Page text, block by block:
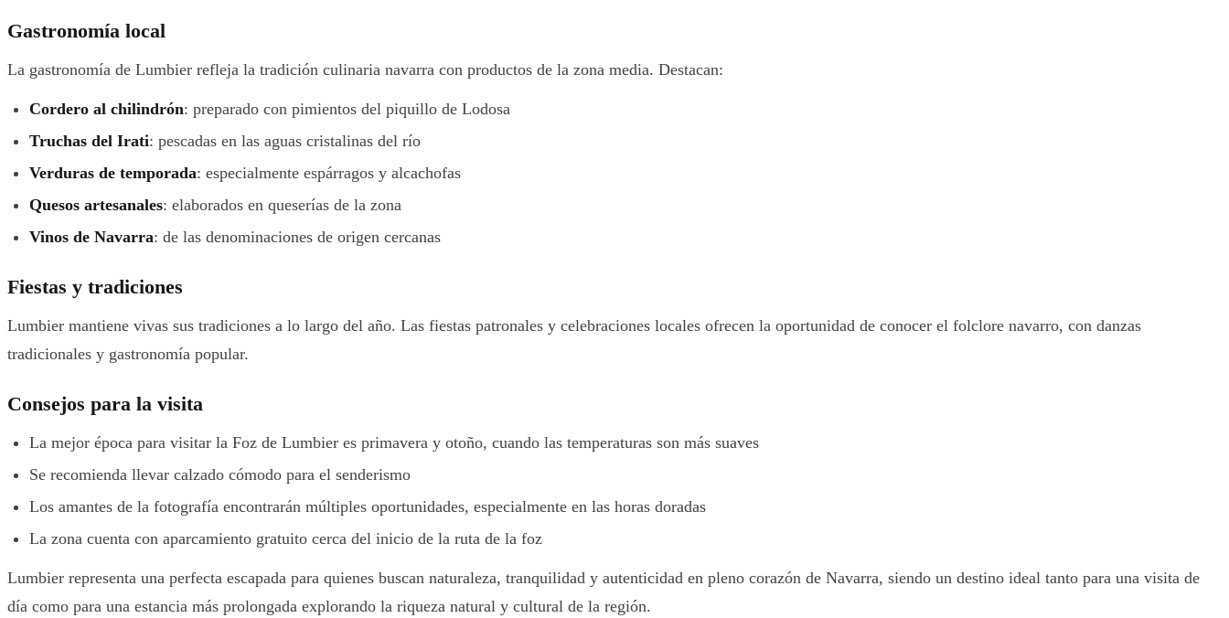
Gastronomía local
La gastronomía de Lumbier refleja la tradición culinaria navarra con productos de la zona media. Destacan:
Cordero al chilindrón: preparado con pimientos del piquillo de Lodosa
Truchas del Irati: pescadas en las aguas cristalinas del río
Verduras de temporada: especialmente espárragos y alcachofas
Quesos artesanales: elaborados en queserías de la zona
Vinos de Navarra: de las denominaciones de origen cercanas
Fiestas y tradiciones
Lumbier mantiene vivas sus tradiciones a lo largo del año. Las fiestas patronales y celebraciones locales ofrecen la oportunidad de conocer el folclore navarro, con danzas
tradicionales y gastronomía popular.
Consejos para la visita
La mejor época para visitar la Foz de Lumbier es primavera y otoño, cuando las temperaturas son más suaves
Se recomienda llevar calzado cómodo para el senderismo
Los amantes de la fotografía encontrarán múltiples oportunidades, especialmente en las horas doradas
La zona cuenta con aparcamiento gratuito cerca del inicio de la ruta de la foz
Lumbier representa una perfecta escapada para quienes buscan naturaleza, tranquilidad y autenticidad en pleno corazón de Navarra, siendo un destino ideal tanto para una visita de
día como para una estancia más prolongada explorando la riqueza natural y cultural de la región.